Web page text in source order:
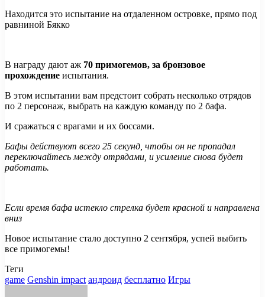
Находится это испытание на отдаленном островке, прямо под
равниной Бякко
В награду дают аж 70 примогемов, за бронзовое
прохождение испытания.
В этом испытании вам предстоит собрать несколько отрядов
по 2 персонаж, выбрать на каждую команду по 2 бафа.
И сражаться с врагами и их боссами.
Бафы действуют всего 25 секунд, чтобы он не пропадал
переключайтесь между отрядами, и усиление снова будет
работать.
Если время бафа истекло стрелка будет красной и направлена
вниз
Новое испытание стало доступно 2 сентября, успей выбить
все примогемы!
Теги
game Genshin impact андроид бесплатно Игры